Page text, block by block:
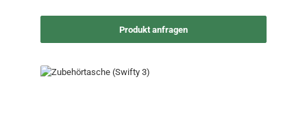
Produkt anfragen